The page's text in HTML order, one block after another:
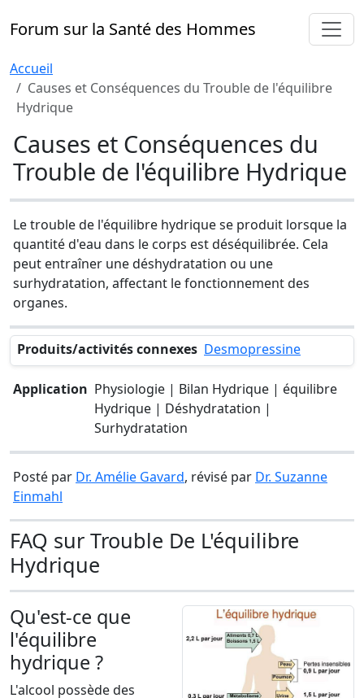
Forum sur la Santé des Hommes
Accueil
Causes et Conséquences du Trouble de l'équilibre
Hydrique
Causes et Conséquences du
Trouble de l'équilibre Hydrique
Le trouble de l'équilibre hydrique se produit lorsque la
quantité d'eau dans le corps est déséquilibrée. Cela
peut entraîner une déshydratation ou une
surhydratation, affectant le fonctionnement des
organes.
Produits/activités connexes Desmopressine
Application Physiologie | Bilan Hydrique | équilibre
Hydrique | Déshydratation |
Surhydratation
Posté par Dr. Amélie Gavard, révisé par Dr. Suzanne
Einmahl
FAQ sur Trouble De L'équilibre
Hydrique
Qu'est-ce que
l'équilibre
hydrique ?
L'alcool possède des